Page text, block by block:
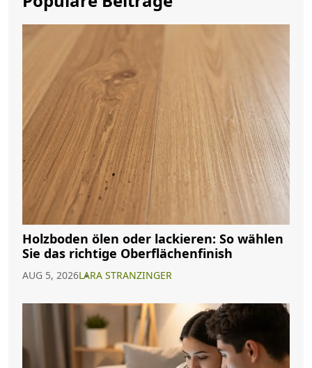
Holzboden ölen oder lackieren: So wählen
Sie das richtige Oberflächenfinish
AUG 5, 2026LARA STRANZINGER